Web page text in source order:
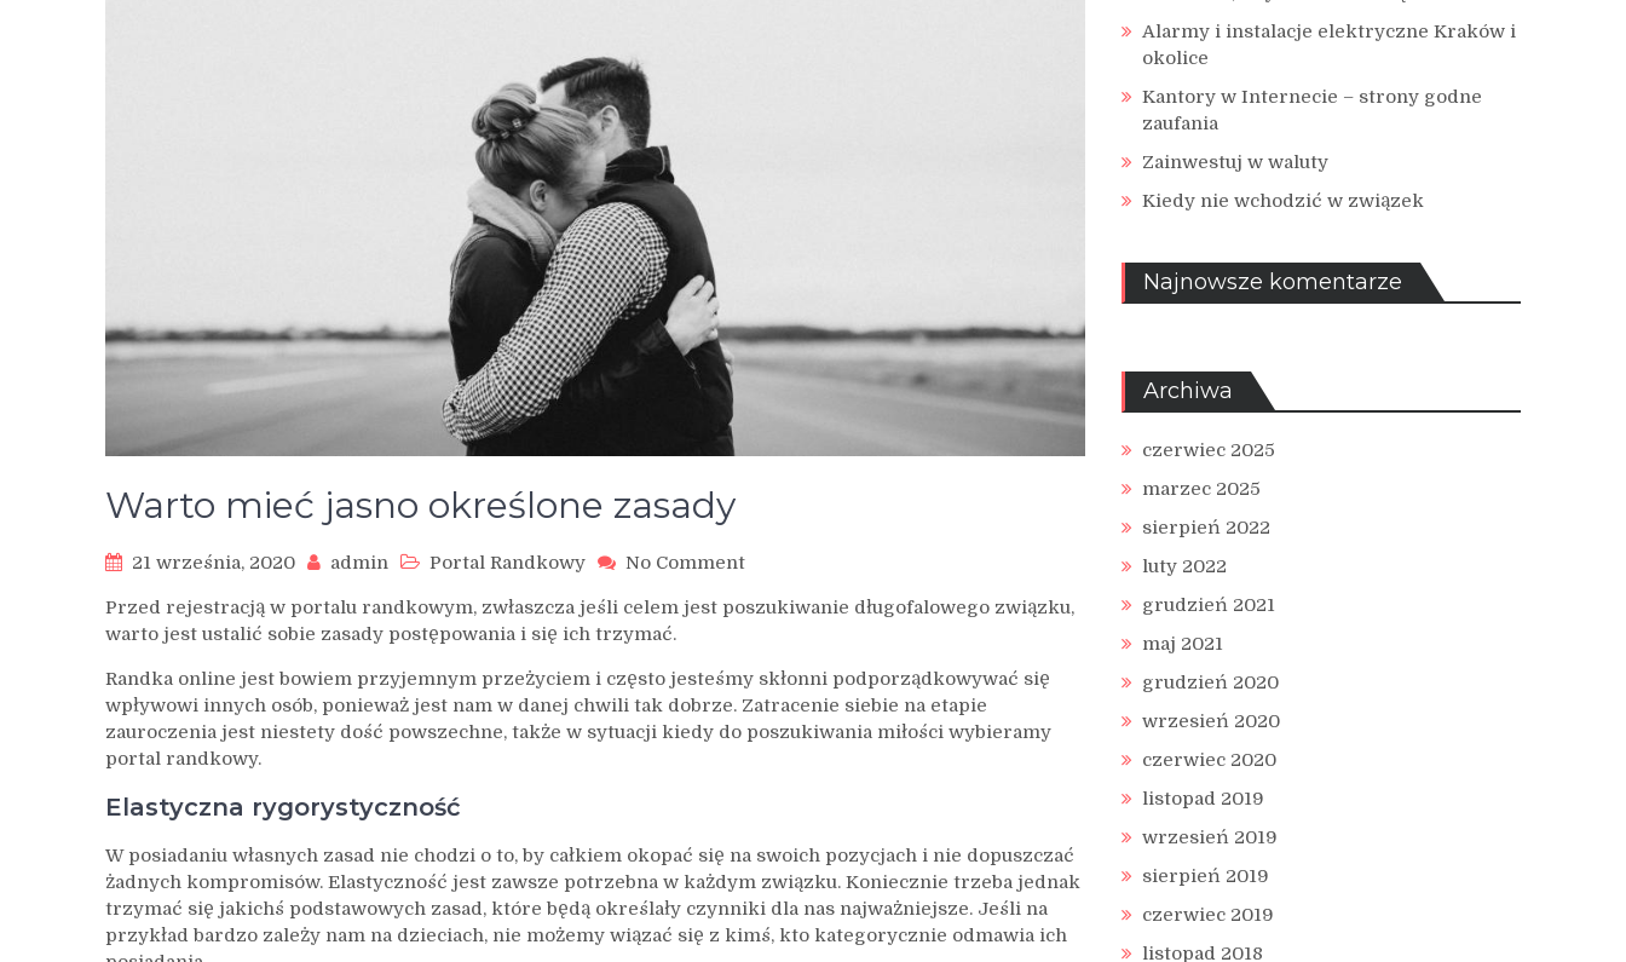
Warto mieć jasno określone zasady
21 września, 2020 admin Portal Randkowy No Commenton
mieć
zasady
Przed rejestracją w portalu randkowym, zwłaszcza jeśli celem jest poszukiwanie długofalowego związku,
warto jest ustalić sobie zasady postępowania i się ich trzymać.
Randka online jest bowiem przyjemnym przeżyciem i często jesteśmy skłonni podporządkowywać się
wpływowi innych osób, ponieważ jest nam w danej chwili tak dobrze. Zatracenie siebie na etapie
zauroczenia jest niestety dość powszechne, także w sytuacji kiedy do poszukiwania miłości wybieramy
portal randkowy.
Elastyczna rygorystyczność
W posiadaniu własnych zasad nie chodzi o to, by całkiem okopać się na swoich pozycjach i nie dopuszczać
żadnych kompromisów. Elastyczność jest zawsze potrzebna w każdym związku. Koniecznie trzeba jednak
trzymać się jakichś podstawowych zasad, które będą określały czynniki dla nas najważniejsze. Jeśli na
przykład bardzo zależy nam na dzieciach, nie możemy wiązać się z kimś, kto kategorycznie odmawia ich
Alarmy i instalacje elektryczne Kraków i
okolice
Kantory w Internecie – strony godne
zaufania
Zainwestuj w waluty
Kiedy nie wchodzić w związek
Najnowsze komentarze
Archiwa
czerwiec 2025
marzec 2025
sierpień 2022
luty 2022
grudzień 2021
maj 2021
grudzień 2020
wrzesień 2020
czerwiec 2020
listopad 2019
wrzesień 2019
sierpień 2019
czerwiec 2019
listopad 2018